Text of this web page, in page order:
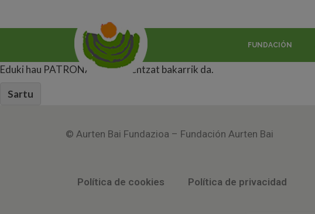
FUNDACIÓN
Eduki hau PATRONATUAkideentzat bakarrik da.
Sartu
© Aurten Bai Fundazioa – Fundación Aurten Bai
Política de cookies Política de privacidad